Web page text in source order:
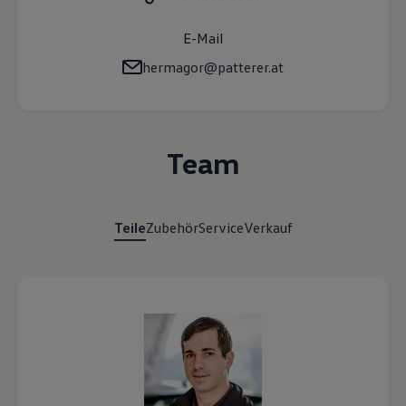
E-Mail
hermagor@patterer.at
Team
TeileZubehörServiceVerkauf
zugeordneten Händler bzw. im Falle eines Porsche Betriebs, Porsche
Inter Auto GmbH & Co KG, eingesehen werden.
VW Cookie-Richtlinien